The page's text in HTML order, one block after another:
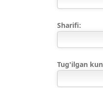
Sharifi:
Tug'ilgan kun